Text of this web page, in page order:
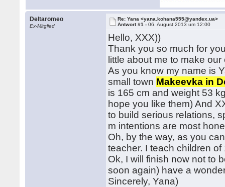
Deltaromeo
Ex-Mitglied
Re: Yana <yana.kohana555@yandex.ua>
Antwort #1 -06. August 2013 um 12:00
Hello, XXX))
Thank you so much for
little about me to make
As you know my name is
small town Makeevka in
is 165 cm and weight 53
hope you like them) And
to build serious relations,
m intentions are most
Oh, by the way, as you
teacher. I teach children
Ok, I will finish now not to
soon again) have a
Sincerely, Yana)